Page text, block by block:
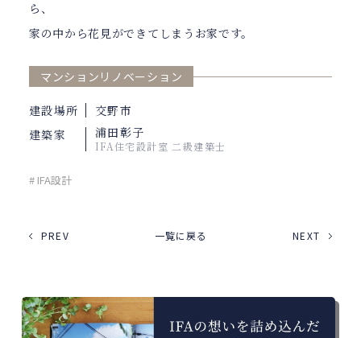
ら、
家の中から花見ができてしまうお家です。
マンションリノベーション
建設場所
交野市
建築家
浦田彰子
IFA住宅設計室 二級建築士
# IFA設計
PREV 一覧に戻る NEXT